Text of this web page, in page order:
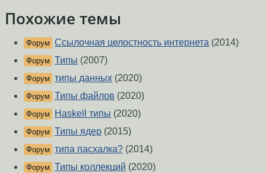
Похожие темы
Форум Ссылочная целостность интернета (2014)
Форум Типы (2007)
Форум типы данных (2020)
Форум Типы файлов (2020)
Форум Haskell типы (2020)
Форум Типы ядер (2015)
Форум типа пасхалка? (2014)
Форум Типы коллекций (2020)